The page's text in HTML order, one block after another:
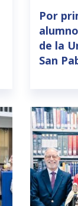
Por
de la
San